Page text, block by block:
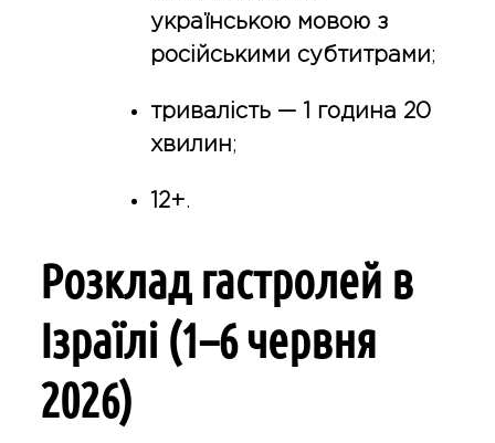
українською мовою з
російськими субтитрами;
тривалість — 1 година 20
хвилин;
12+.
Розклад гастролей в
Ізраїлі (1–6 червня
2026)